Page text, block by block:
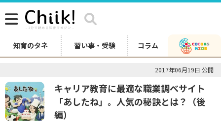
知育のタネ 習い事・受験 コラム
2017年06月19日 公開
キャリア教育に最適な職業調べサイト
「あしたね」。人気の秘訣とは？（後
編）